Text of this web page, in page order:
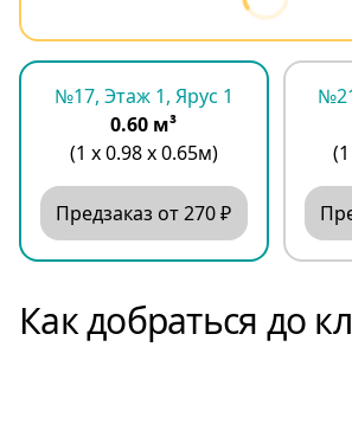
№17, Этаж 1, Ярус 1
0.60 м³
(1 х 0.98 х 0.65м)
Предзаказ от 270 ₽
Как добраться до